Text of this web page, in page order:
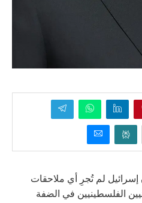
إسرائيل لم تُجرِ أي ملاحقات
الفلسطينيين في الضفة